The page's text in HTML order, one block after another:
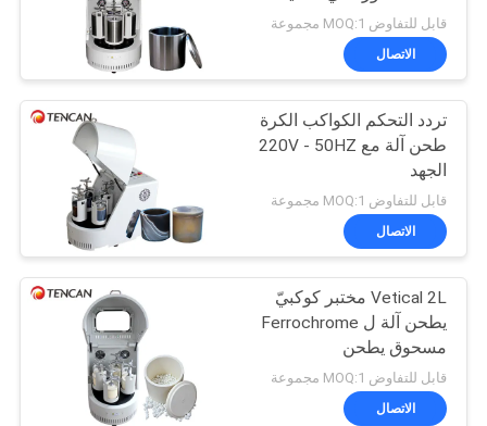
خريطة
الموقع
سياسة
الخصوصية
تهتز الكرة مطحنة
47
الكرة مطحنة جرة
35
تدوير السرعة
قابل للتفاوض MOQ:1 مجموعة
الاتصال
تردد التحكم الكواكب الكرة
طحن آلة مع 220V - 50HZ
الجهد
قابل للتفاوض MOQ:1 مجموعة
الاتصال
Vetical 2L مختبر كوكبيّ
يطحن آلة ل Ferrochrome
مسحوق يطحن
قابل للتفاوض MOQ:1 مجموعة
الاتصال